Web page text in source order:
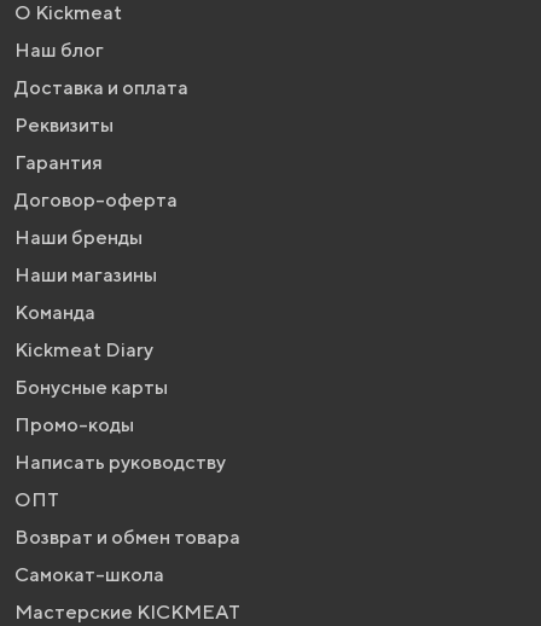
О Kickmeat
Наш блог
Доставка и оплата
Реквизиты
Гарантия
Договор-оферта
Наши бренды
Наши магазины
Команда
Kickmeat Diary
Бонусные карты
Промо-коды
Написать руководству
ОПТ
Возврат и обмен товара
Самокат-школа
Мастерские KICKMEAT